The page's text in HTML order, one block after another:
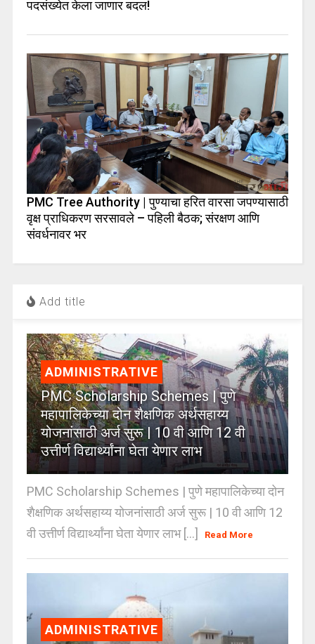
पदसंख्येत केला जाणार बदल!
PMC Tree Authority | पुण्याचा हरित वारसा जपण्यासाठी
वृक्ष प्राधिकरण सरसावले – पहिली बैठक; संरक्षण आणि
संवर्धनावर भर
Add title
ADMINISTRATIVE
PMC Scholarship Schemes | पुणे
महापालिकेच्या दोन शैक्षणिक अर्थसहाय्य
योजनांसाठी अर्ज सुरू | 10 वी आणि 12 वी
उत्तीर्ण विद्यार्थ्यांना घेता येणार लाभ
PMC Scholarship Schemes | पुणे महापालिकेच्या दोन
शैक्षणिक अर्थसहाय्य योजनांसाठी अर्ज सुरू | 10 वी आणि 12
वी उत्तीर्ण विद्यार्थ्यांना घेता येणार लाभ [...]
Read More
ADMINISTRATIVE